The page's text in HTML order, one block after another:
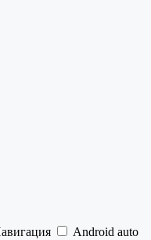
Android auto